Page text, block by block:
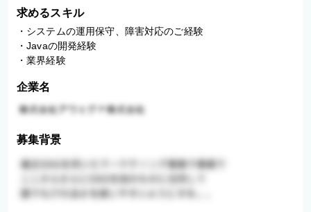
求めるスキル
・システムの運用保守、障害対応のご経験
・Javaの開発経験
・業界経験
企業名
募集背景